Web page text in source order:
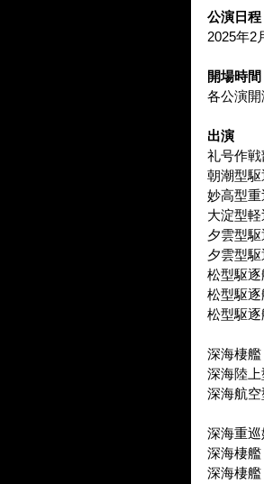
公演日程
2025年2
各公演
出演
礼号作
朝潮型
妙高型
大淀型
夕雲型
夕雲型
松型駆
松型駆
松型駆
深海棲艦
深海陸上
深海航
深海重
深海棲
深海棲